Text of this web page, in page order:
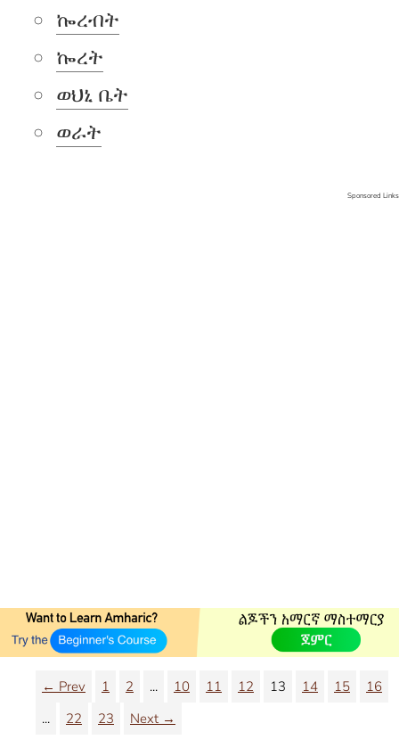
ኰረብት
ኰረት
ወህኒ ቤት
ወራት
Sponsored Links
← Prev 1 2 ... 10 11 12 13 14 15
16
...
22 23 Next →